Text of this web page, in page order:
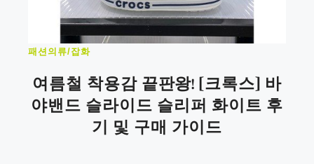
패션의류/잡화
여름철 착용감 끝판왕! [크록스] 바
야밴드 슬라이드 슬리퍼 화이트 후
기 및 구매 가이드